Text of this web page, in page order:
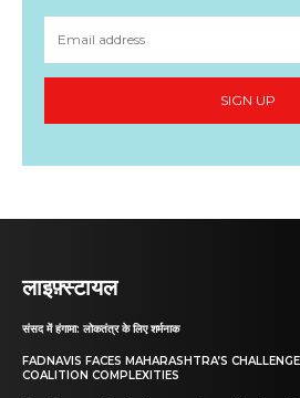
SIGN UP
लाइफ़्स्टायल
संसद में हंगामा: लोकतंत्र के लिए शर्मनाक
FADNAVIS FACES MAHARASHTRA’S
COALITION COMPLEXITIES